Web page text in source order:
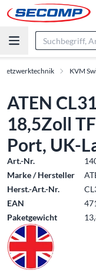
Netzwerktechnik KVM
ATEN
18,5Zoll
Port, UK-
Art.-Nr.
Marke / Hersteller
Herst.-Art.-Nr.
EAN
Paketgewicht